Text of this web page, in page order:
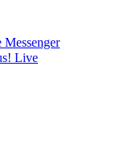
Live